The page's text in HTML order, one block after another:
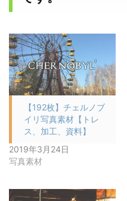
【192枚】チェルノブ
イリ写真素材【トレ
ス、加工、資料】
2019年3月24日
写真素材